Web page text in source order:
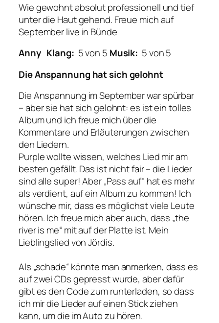
Wie gewohnt absolut professionell und tief
unter die Haut gehend. Freue mich auf
September live in Bünde
Anny Klang: 5 von 5 Musik: 5 von 5
Die Anspannung hat sich gelohnt
Die Anspannung im September war spürbar
– aber sie hat sich gelohnt: es ist ein tolles
Album und ich freue mich über die
Kommentare und Erläuterungen zwischen
den Liedern.
Purple wollte wissen, welches Lied mir am
besten gefällt. Das ist nicht fair – die Lieder
sind alle super! Aber „Pass auf“ hat es mehr
als verdient, auf ein Album zu kommen! Ich
wünsche mir, dass es möglichst viele Leute
hören. Ich freue mich aber auch, dass „the
river is me“ mit auf der Platte ist. Mein
Lieblingslied von Jördis.
Als „schade“ könnte man anmerken, dass es
auf zwei CDs gepresst wurde, aber dafür
gibt es den Code zum runterladen, so dass
ich mir die Lieder auf einen Stick ziehen
kann, um die im Auto zu hören.